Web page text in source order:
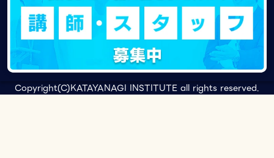
Copyright(C)KATAYANAGI INSTITUTE all rights reserved.